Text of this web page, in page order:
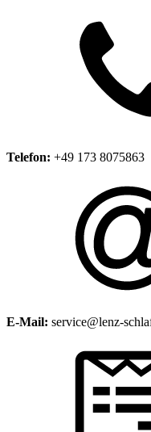
Telefon: +49 173 8075863
E-Mail: service@lenz-